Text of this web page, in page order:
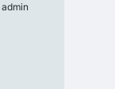
admin